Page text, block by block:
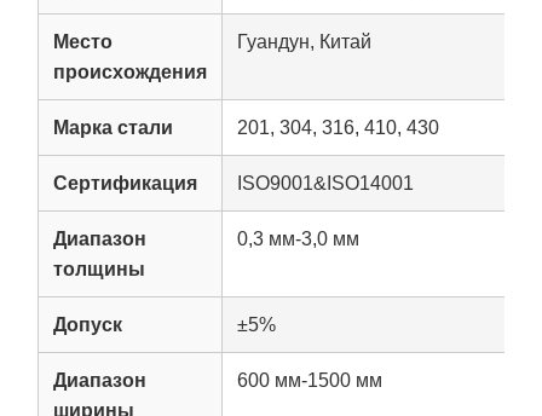
Место
происхождения
Гуандун, Китай
Марка стали 201, 304, 316, 410, 430
Сертификация ISO9001&ISO14001
Диапазон
толщины
0,3 мм-3,0 мм
Допуск ±5%
Диапазон
ширины
600 мм-1500 мм